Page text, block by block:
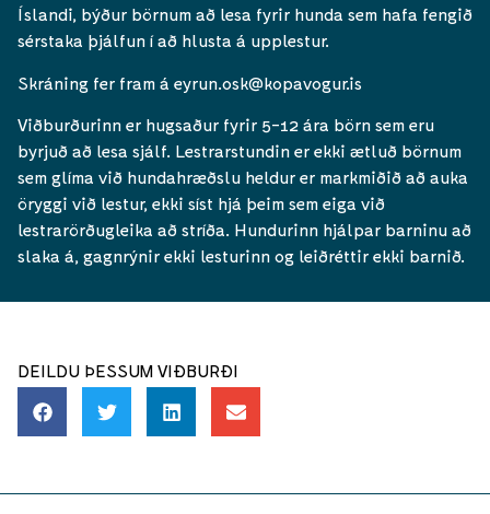
Íslandi, býður börnum að lesa fyrir hunda sem hafa fengið
sérstaka þjálfun í að hlusta á upplestur.
Skráning fer fram á eyrun.osk@kopavogur.is
Viðburðurinn er hugsaður fyrir 5-12 ára börn sem eru
byrjuð að lesa sjálf. Lestrarstundin er ekki ætluð börnum
sem glíma við hundahræðslu heldur er markmiðið að auka
öryggi við lestur, ekki síst hjá þeim sem eiga við
lestrarörðugleika að stríða. Hundurinn hjálpar barninu að
slaka á, gagnrýnir ekki lesturinn og leiðréttir ekki barnið.
DEILDU ÞESSUM VIÐBURÐI